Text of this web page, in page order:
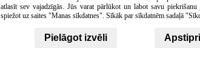
atlasīt sev vajadzīgās. Jūs varat pārlūkot un labot savu piekrišanu
spiežot uz saites "Manas sīkdatnes". Sīkāk par sīkdatnēm sadaļā
Pielāgot izvēli